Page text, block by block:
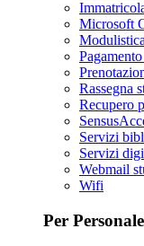
Microsoft
Rassegna
Recupero
Servizi
Servizi
Webmail
Wifi
Per Personale